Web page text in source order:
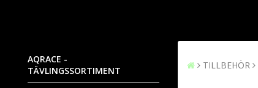
AQRACE -
TÄVLINGSSORTIMENT
TILLBEHÖR